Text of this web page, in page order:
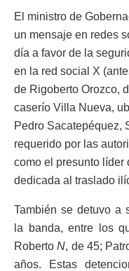
El ministro de
un mensaje en redes
día a favor de la
en la red social X
de Rigoberto Orozco,
caserío Villa Nueva,
Pedro Sacatepéquez,
requerido por las
como el presunto líder
dedicada al traslado
También se detuvo a
la banda, entre los
RobertoN, de 45;
años. Estas